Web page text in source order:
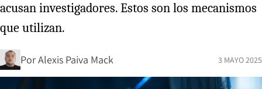
acusan investigadores. Estos son los mecanismos
que utilizan.
PorAlexis Paiva Mack 3 MAYO 2025